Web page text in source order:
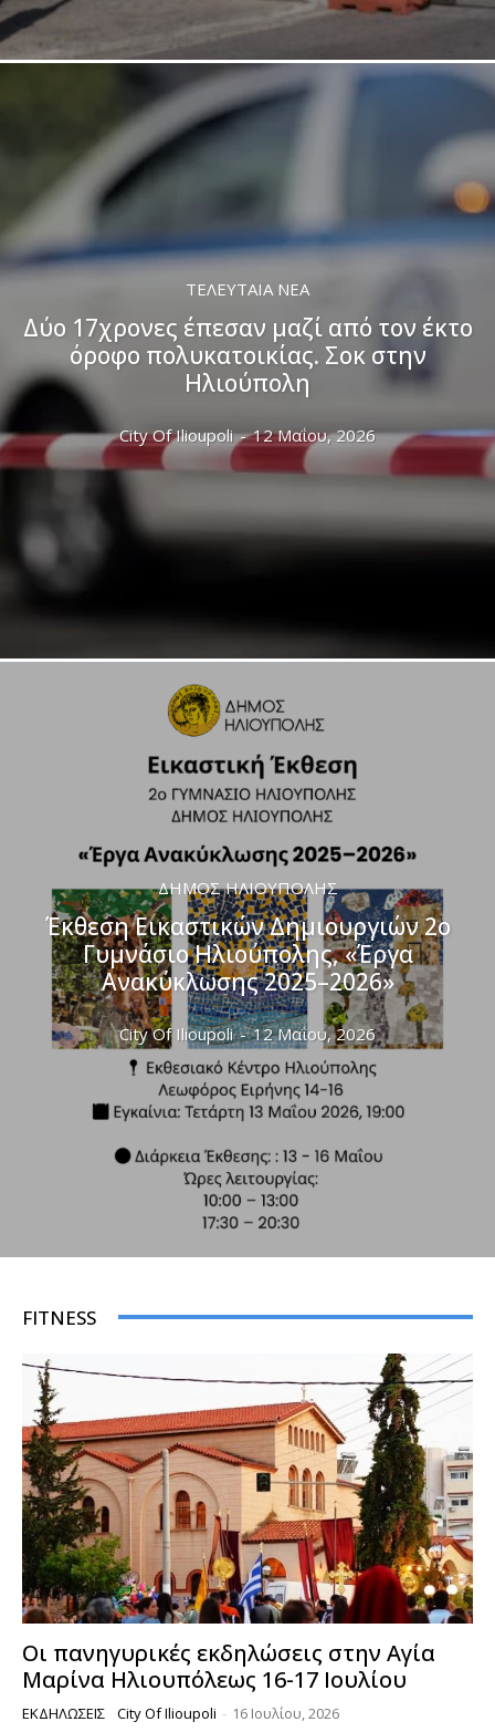
ΤΕΛΕΥΤΑΊΑ ΝΈΑ
Δύο 17χρονες έπεσαν μαζί από τον έκτο
όροφο πολυκατοικίας. Σοκ στην
Ηλιούπολη
City Of Ilioupoli - 12 Μαΐου, 2026
ΔΉΜΟΣ ΗΛΙΟΎΠΟΛΗΣ
Έκθεση Εικαστικών Δημιουργιών 2ο
Γυμνάσιο Ηλιούπολης, «Έργα
Ανακύκλωσης 2025–2026»
City Of Ilioupoli - 12 Μαΐου, 2026
FITNESS
Οι πανηγυρικές εκδηλώσεις στην Αγία
Μαρίνα Ηλιουπόλεως 16-17 Ιουλίου
ΕΚΔΗΛΏΣΕΙΣ City Of Ilioupoli - 16 Ιουλίου, 2026